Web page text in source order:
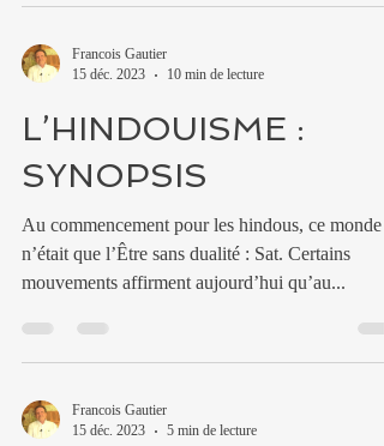
Francois Gautier
15 déc. 2023
10 min de lecture
L’HINDOUISME :
SYNOPSIS
Au commencement pour les hindous, ce monde
n’était que l’Être sans dualité : Sat. Certains
mouvements affirment aujourd’hui qu’au...
Francois Gautier
15 déc. 2023
5 min de lecture